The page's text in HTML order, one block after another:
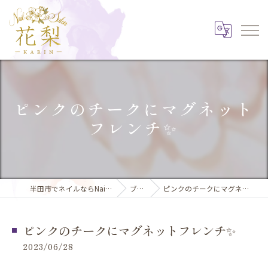
ピンクのチークにマグネット
フレンチ✨️
半田市でネイルならNail Salon 花梨 ブログ ピンクのチークにマグネットフレンチ✨️
ピンクのチークにマグネットフレンチ✨️
2023/06/28